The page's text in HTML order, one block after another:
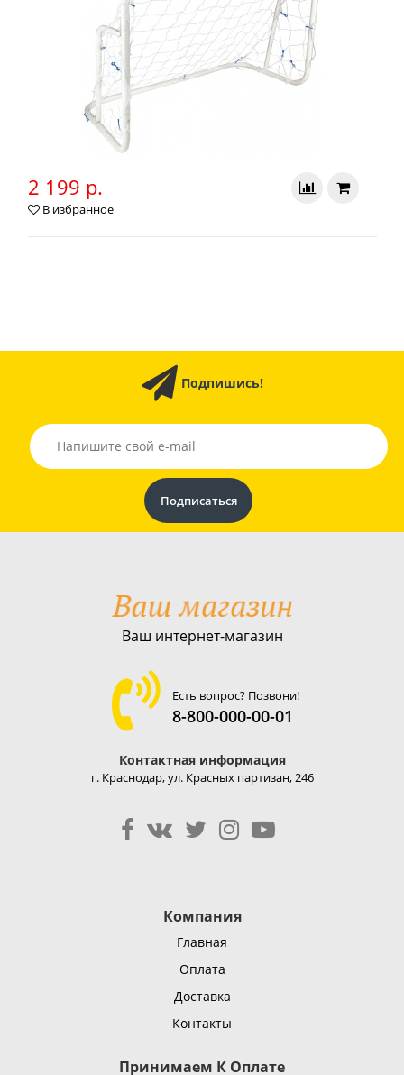
2 199 р.
В избранное
Подпишись!
Ваш интернет-магазин
Есть вопрос? Позвони!
8-800-000-00-01
Контактная информация
г. Краснодар, ул. Красных партизан, 246
Компания
Главная
Оплата
Доставка
Контакты
Принимаем К Оплате